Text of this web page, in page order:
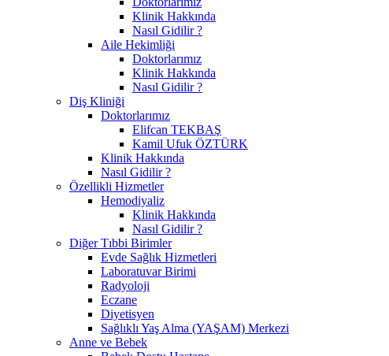
Klinik Hakkında
Nasıl Gidilir ?
Aile Hekimliği
Doktorlarımız
Klinik Hakkında
Nasıl Gidilir ?
Diş Kliniği
Doktorlarımız
Elifcan TEKBAŞ
Kamil Ufuk ÖZTÜRK
Klinik Hakkında
Nasıl Gidilir ?
Özellikli Hizmetler
Hemodiyaliz
Klinik Hakkında
Nasıl Gidilir ?
Diğer Tıbbi Birimler
Evde Sağlık Hizmetleri
Laboratuvar Birimi
Radyoloji
Eczane
Diyetisyen
Sağlıklı Yaş Alma (YAŞAM) Merkezi
Anne ve Bebek